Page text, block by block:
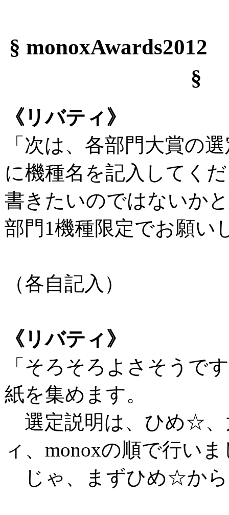
§ monoxAwards2012
§
《リバティ》
「次は、各部門大賞の
に機種名を記入してく
書きたいのではないか
部門1機種限定でお願い
（各自記入）
《リバティ》
「そろそろよさそうで
紙を集めます。
選定説明は、ひめ☆、
ィ、monoxの順で行い
じゃ、まずひめ☆か